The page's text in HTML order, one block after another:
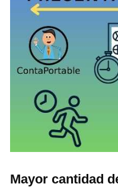
Mayor cantidad